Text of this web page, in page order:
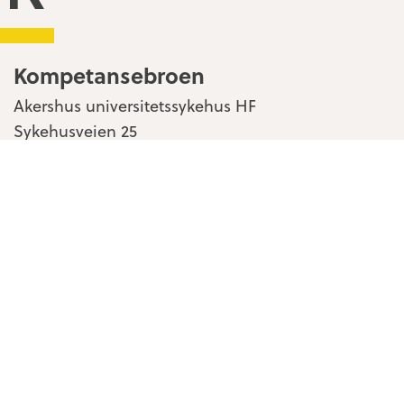
Kompetansebroen
Akershus universitetssykehus HF
Sykehusveien 25